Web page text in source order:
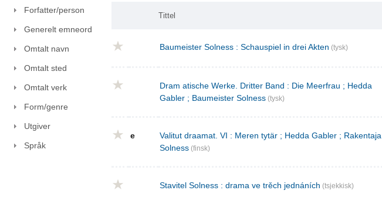
Forfatter/person
Generelt emneord
Omtalt navn
Omtalt sted
Omtalt verk
Form/genre
Utgiver
Språk
Tittel
Baumeister Solness : Schauspiel in drei Akten (tysk)
Dram atische Werke. Dritter Band : Die Meerfrau ; Hedda
Gabler ; Baumeister Solness (tysk)
e
Valitut draamat. VI : Meren tytär ; Hedda Gabler ; Rakentaja
Solness (finsk)
Stavitel Solness : drama ve trěch jednáních (tsjekkisk)